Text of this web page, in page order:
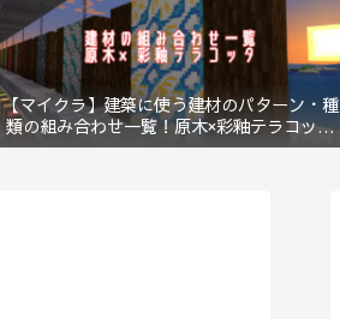
【マイクラ】建築に使う建材のパターン・種
類の組み合わせ一覧！原木×彩釉テラコッタ
編【Minecraft】